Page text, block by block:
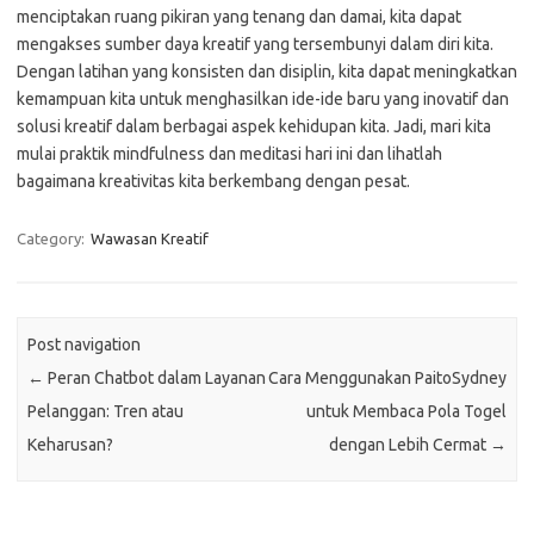
menciptakan ruang pikiran yang tenang dan damai, kita dapat
mengakses sumber daya kreatif yang tersembunyi dalam diri kita.
Dengan latihan yang konsisten dan disiplin, kita dapat meningkatkan
kemampuan kita untuk menghasilkan ide-ide baru yang inovatif dan
solusi kreatif dalam berbagai aspek kehidupan kita. Jadi, mari kita
mulai praktik mindfulness dan meditasi hari ini dan lihatlah
bagaimana kreativitas kita berkembang dengan pesat.
Category: Wawasan Kreatif
Post navigation
← Peran Chatbot dalam Layanan
Pelanggan: Tren atau
Keharusan?
Cara Menggunakan PaitoSydney
untuk Membaca Pola Togel
dengan Lebih Cermat →